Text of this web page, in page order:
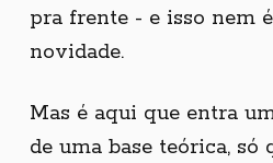
pra frente - e isso nem
novidade.
Mas é aqui que entra
de uma base teórica, só